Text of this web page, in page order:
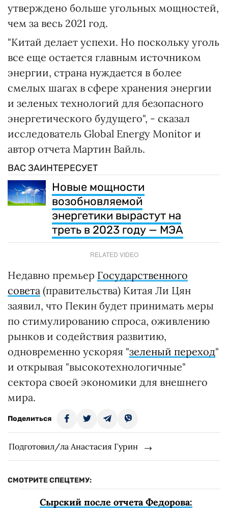
утверждено больше угольных мощностей,
чем за весь 2021 год.
"Китай делает успехи. Но поскольку уголь
все еще остается главным источником
энергии, страна нуждается в более
смелых шагах в сфере хранения энергии
и зеленых технологий для безопасного
энергетического будущего", - сказал
исследователь Global Energy Monitor и
автор отчета Мартин Вайль.
ВАС ЗАИНТЕРЕСУЕТ
Новые мощности
возобновляемой
энергетики вырастут на
треть в 2023 году — МЭА
RELATED VIDEO
Недавно премьер Государственного
совета (правительства) Китая Ли Цян
заявил, что Пекин будет принимать меры
по стимулированию спроса, оживлению
рынков и содействия развитию,
одновременно ускоряя "зеленый переход"
и открывая "высокотехнологичные"
сектора своей экономики для внешнего
мира.
Поделиться
Подготовил/ла Анастасия Гурин
СМОТРИТЕ СПЕЦТЕМУ:
Сырский после отчета Федорова: